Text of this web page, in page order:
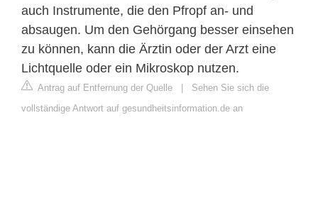
auch Instrumente, die den Pfropf an- und
absaugen. Um den Gehörgang besser einsehen
zu können, kann die Ärztin oder der Arzt eine
Lichtquelle oder ein Mikroskop nutzen.
Antrag auf Entfernung der Quelle
Sehen Sie sich die
vollständige Antwort auf gesundheitsinformation.de an